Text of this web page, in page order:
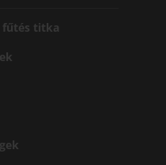
fűtés titka